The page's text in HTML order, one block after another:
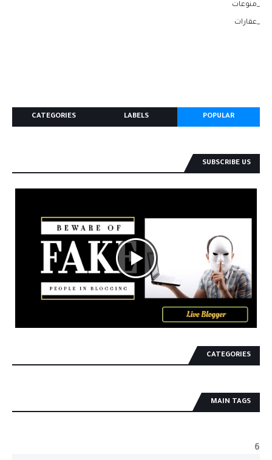
_منوعات
_عقارات
POPULAR
LABELS
CATEGORIES
SUBSCRIBE US
CATEGORIES
MAIN TAGS
6